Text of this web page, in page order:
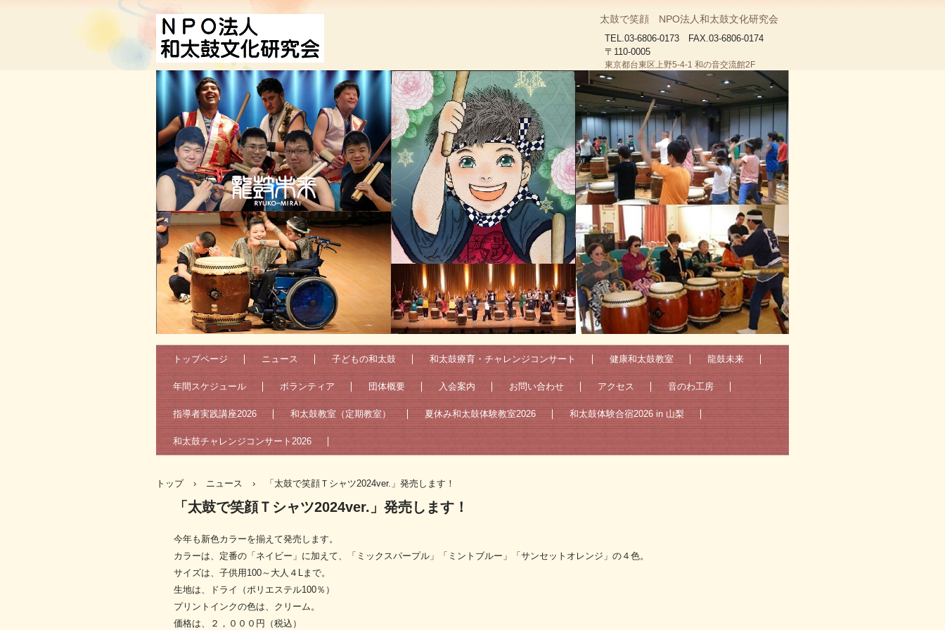
太鼓で笑顔 NPO法人和太鼓文化研究会
TEL.03-6806-0173 FAX.03-6806-0174
〒110-0005
東京都台東区上野5-4-1 和の音交流館2F
トップページ ニュース 子どもの和太鼓 和太鼓療育・チャレンジコンサート 健康和太鼓教室 龍鼓未来
年間スケジュール ボランティア 団体概要 入会案内 お問い合わせ アクセス 音のわ工房
指導者実践講座2026 和太鼓教室（定期教室） 夏休み和太鼓体験教室2026 和太鼓体験合宿2026 in 山梨
和太鼓チャレンジコンサート2026
トップ › ニュース › 「太鼓で笑顔Ｔシャツ2024ver.」発売します！
「太鼓で笑顔Ｔシャツ2024ver.」発売します！
今年も新色カラーを揃えて発売します。
カラーは、定番の「ネイビー」に加えて、「ミックスパープル」「ミントブルー」「サンセットオレンジ」の４色。
サイズは、子供用100～大人４Lまで。
生地は、ドライ（ポリエステル100％）
プリントインクの色は、クリーム。
価格は、２，０００円（税込）